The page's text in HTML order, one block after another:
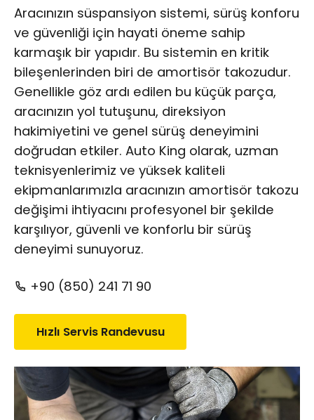
Aracınızın süspansiyon sistemi, sürüş konforu
ve güvenliği için hayati öneme sahip
karmaşık bir yapıdır. Bu sistemin en kritik
bileşenlerinden biri de amortisör takozudur.
Genellikle göz ardı edilen bu küçük parça,
aracınızın yol tutuşunu, direksiyon
hakimiyetini ve genel sürüş deneyimini
doğrudan etkiler. Auto King olarak, uzman
teknisyenlerimiz ve yüksek kaliteli
ekipmanlarımızla aracınızın amortisör takozu
değişimi ihtiyacını profesyonel bir şekilde
karşılıyor, güvenli ve konforlu bir sürüş
deneyimi sunuyoruz.
+90 (850) 241 71 90
Hızlı Servis Randevusu